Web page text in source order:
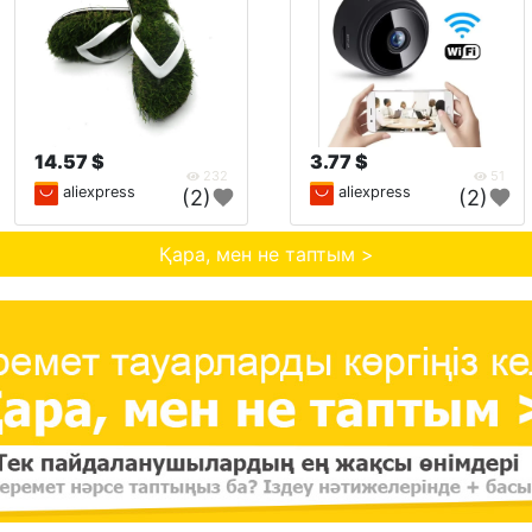
14.57 $
232
aliexpress (2)
3.77 $
51
aliexpress (2)
Қара, мен не таптым >